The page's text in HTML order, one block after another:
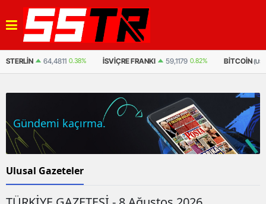
STERLIN 64,4811 0.38% İSVIÇRE FRANKI 59,1179 0.82% BITCOIN
Gündemi kaçırma.
Ulusal Gazeteler